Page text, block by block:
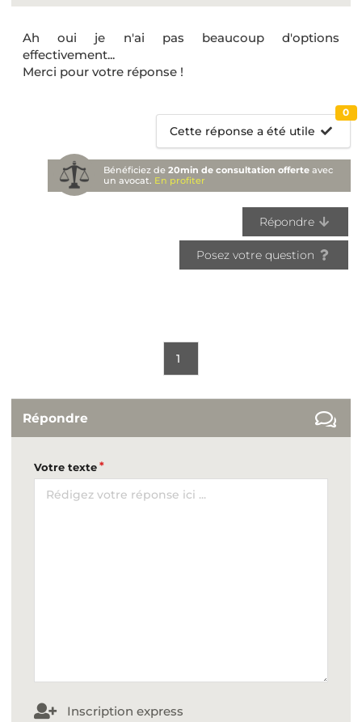
Ah oui je n'ai pas beaucoup d'options
effectivement...
Merci pour votre réponse !
Cette réponse a été utile
0
Bénéficiez de20min de consultation offerte avec
un avocat. En profiter
Répondre
Posez votre question
1
Répondre
Votre texte
Inscription express